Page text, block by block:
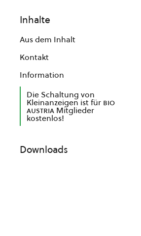
Inhalte
Aus dem Inhalt
Kontakt
Information
Die Schaltung von
Kleinanzeigen ist für bio
austria Mitglieder
kostenlos!
Downloads